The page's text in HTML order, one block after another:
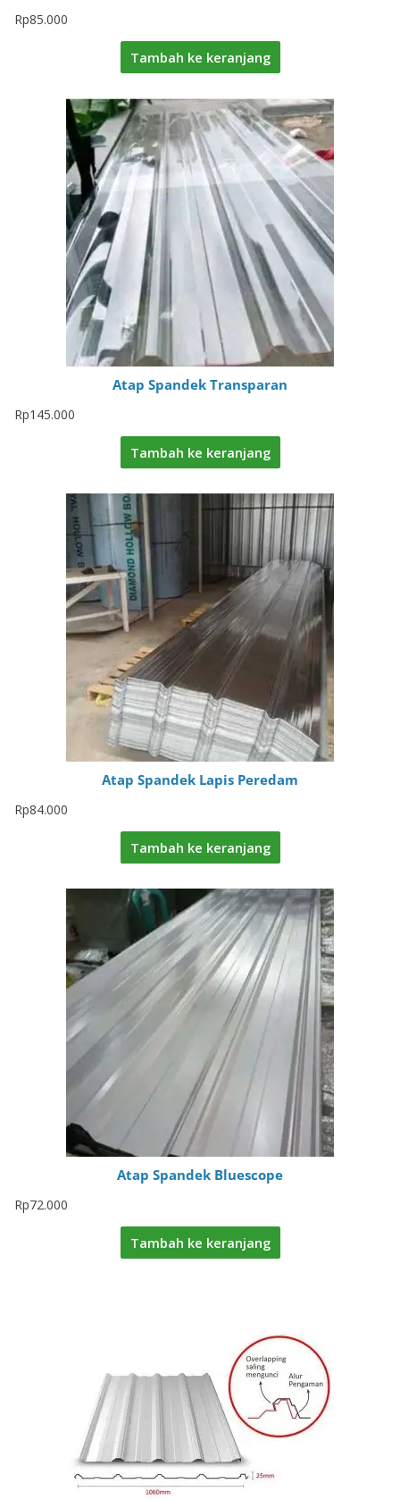
Rp85.000
Tambah ke keranjang
Atap Spandek Transparan
Rp145.000
Tambah ke keranjang
Atap Spandek Lapis Peredam
Rp84.000
Tambah ke keranjang
Atap Spandek Bluescope
Rp72.000
Tambah ke keranjang